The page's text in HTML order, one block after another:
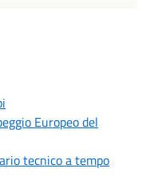
Europeo del
tecnico a tempo